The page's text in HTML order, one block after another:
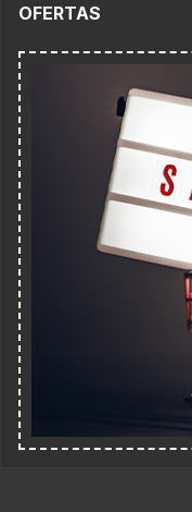
OFERTAS